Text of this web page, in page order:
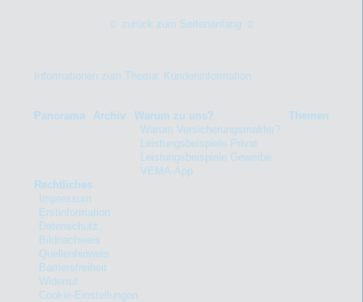
zurück zum Seitenanfang
Informationen zum Thema: Kundeninformation
Panorama Archiv
Warum zu uns?
Warum Versicherungsmakler?
Leistungsbeispiele Privat
Leistungsbeispiele Gewerbe
VEMA-App
Themen
Rechtliches
Impressum
Erstinformation
Datenschutz
Bildnachweis
Quellenhinweis
Barrierefreiheit
Widerruf
Cookie-Einstellungen